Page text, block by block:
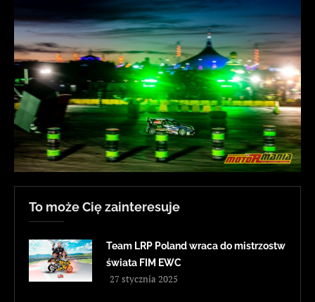
To może Cię zainteresuje
Team LRP Poland wraca do mistrzostw
świata FIM EWC
27 stycznia 2025